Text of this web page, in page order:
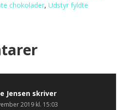
chokolader, Udstyr fyldte
Jensen skriver
2019 kl. 15:03